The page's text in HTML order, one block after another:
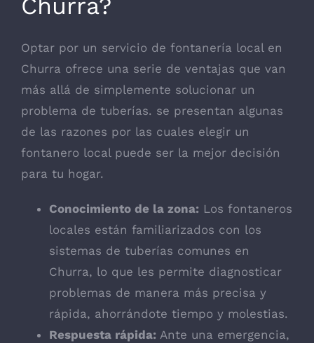
Churra?
Optar por un servicio de fontanería local en
Churra ofrece una serie de ventajas que van
más allá de simplemente solucionar un
problema de tuberías. se presentan algunas
de las razones por las cuales elegir un
fontanero local puede ser la mejor decisión
para tu hogar.
Conocimiento de la zona: Los fontaneros
locales están familiarizados con los
sistemas de tuberías comunes en
Churra, lo que les permite diagnosticar
problemas de manera más precisa y
rápida, ahorrándote tiempo y molestias.
Respuesta rápida: Ante una emergencia,